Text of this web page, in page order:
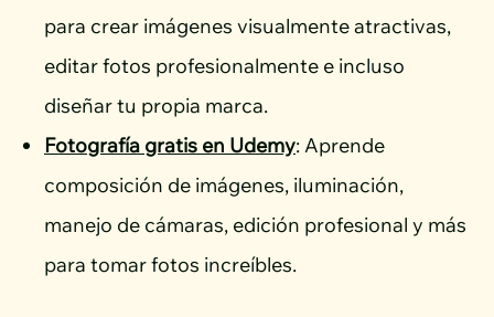
para crear imágenes visualmente atractivas,
editar fotos profesionalmente e incluso
diseñar tu propia marca.
Fotografía gratis en Udemy: Aprende
composición de imágenes, iluminación,
manejo de cámaras, edición profesional y más
para tomar fotos increíbles.